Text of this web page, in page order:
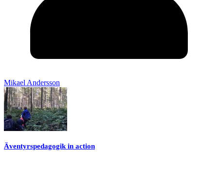
Mikael Andersson
Äventyrspedagogik in action